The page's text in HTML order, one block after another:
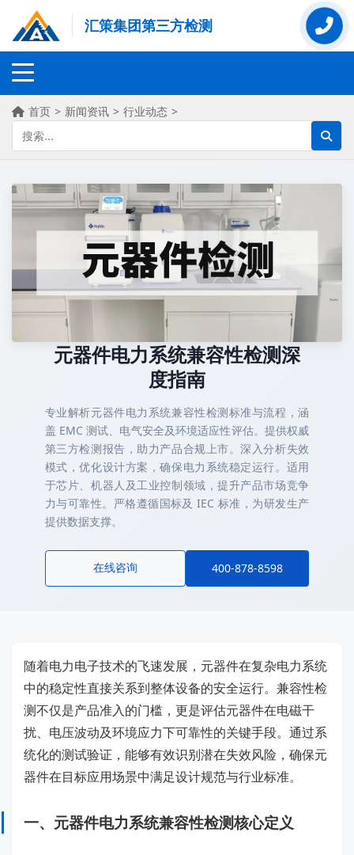
汇策集团第三方检测
首页 > 新闻资讯 > 行业动态 >
元器件电力系统兼容性检测深
度指南
专业解析元器件电力系统兼容性检测标准与流程，涵
盖 EMC 测试、电气安全及环境适应性评估。提供权威
第三方检测报告，助力产品合规上市。深入分析失效
模式，优化设计方案，确保电力系统稳定运行。适用
于芯片、机器人及工业控制领域，提升产品市场竞争
力与可靠性。严格遵循国标及 IEC 标准，为研发生产
提供数据支撑。
在线咨询 400-878-8598
随着电力电子技术的飞速发展，元器件在复杂电力系统
中的稳定性直接关系到整体设备的安全运行。兼容性检
测不仅是产品准入的门槛，更是评估元器件在电磁干
扰、电压波动及环境应力下可靠性的关键手段。通过系
统化的测试验证，能够有效识别潜在失效风险，确保元
器件在目标应用场景中满足设计规范与行业标准。
一、元器件电力系统兼容性检测核心定义